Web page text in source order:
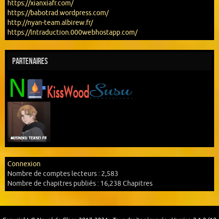
https://xianxiafr.com/
https://babotrad.wordpress.com/
http://nyan-team.albirew.fr/
https://lntraduction.000webhostapp.com/
Partenaires
Connexion
Nombre de comptes lecteurs : 2,583
Nombre de chapitres publiés : 16,238 Chapitres